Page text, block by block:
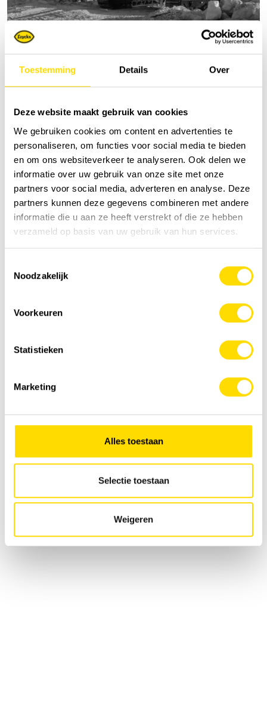
Toestemming Details Over
Deze website maakt gebruik van cookies
We gebruiken cookies om content en advertenties te
personaliseren, om functies voor social media te bieden
en om ons websiteverkeer te analyseren. Ook delen we
informatie over uw gebruik van onze site met onze
partners voor social media, adverteren en analyse. Deze
partners kunnen deze gegevens combineren met andere
informatie die u aan ze heeft verstrekt of die ze hebben
verzameld op basis van uw gebruik van hun services.
Noodzakelijk
Voorkeuren
Statistieken
Marketing
Alles toestaan
Selectie toestaan
Weigeren
Excavatrices surélevées | concept Starfish
Machines de transbordement